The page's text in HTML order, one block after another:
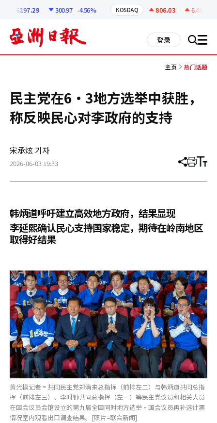
6297.29 300.97 -4.56% KOSDAQ 806.03 6.44
登录 搜 all
主页 热门话题
民主党在6·3地方选举中获胜，
称反映民心对李政府的支持
宋承炫 기자
2026-06-03 19:33 分
章
打 调
小
韩炳道呼吁建立高效地方政府，结果显现
李延熙确认民心支持国家稳定，期待在岭南地区
取得好结果
黄光模记者 = 共同民主党郑清来总指挥（前排左二）与韩炳道共同总指
挥（前排左三）、李时钟共同总指挥（左一）等民主党议员和相关人员
在国会议员会馆设立的第九届全国同时地方选举·国会议员再补选计票
情况室内观看出口调查结果。[照片=联合新闻]